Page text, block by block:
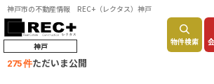
神戸市の不動産情報 REC+（レクタス）神戸
神戸 物件検索
275 件ただいま公開